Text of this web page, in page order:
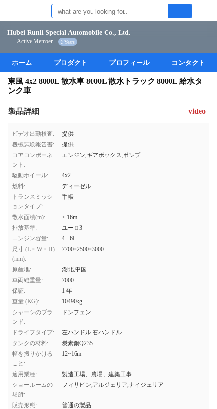
Hubei Runli Special Automobile Co., Ltd.
Active Member 2 Years
ホーム プロダクト プロフィール コンタクト
東風 4x2 8000L 散水車 8000L 散水トラック 8000L 給水タ
ンク車
製品詳細 video
ビデオ出勤検査:
提供
機械試験報告書:
提供
コアコンポーネ
ント:
エンジン,ギアボックス,ポンプ
駆動ホイール:
4x2
燃料:
ディーゼル
トランスミッシ
ョンタイプ:
手帳
散水面積(m):
> 16m
排放基準:
ユーロ3
エンジン容量:
4 - 6L
尺寸 (L × W × H)
(mm):
7700×2500×3000
原産地:
湖北,中国
車両総重量:
7000
保証:
1 年
重量 (KG):
10490kg
シャーシのブラ
ンド:
ドンフェン
ドライブタイプ:
左ハンドル 右ハンドル
タンクの材料:
炭素鋼Q235
幅を振りかける
こと:
12~16m
適用業種:
製造工場、農場、建築工事
ショールームの
場所:
フィリピン,アルジェリア,ナイジェリア
販売形態:
普通の製品